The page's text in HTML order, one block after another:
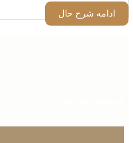
ادامه شرح حال